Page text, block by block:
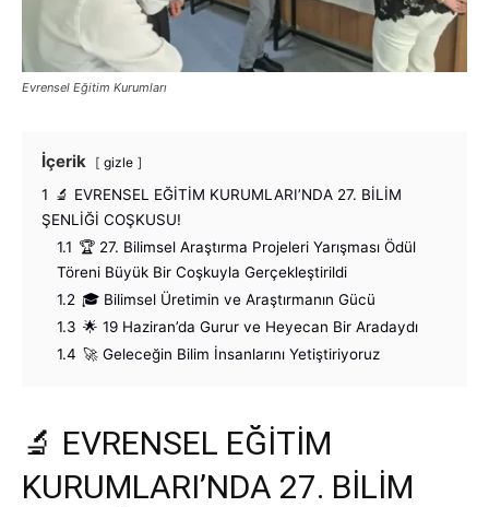
Evrensel Eğitim Kurumları
İçerik gizle
1 🔬 EVRENSEL EĞİTİM KURUMLARI’NDA 27. BİLİM
ŞENLİĞİ COŞKUSU!
1.1 🏆 27. Bilimsel Araştırma Projeleri Yarışması Ödül
Töreni Büyük Bir Coşkuyla Gerçekleştirildi
1.2 🎓 Bilimsel Üretimin ve Araştırmanın Gücü
1.3 🌟 19 Haziran’da Gurur ve Heyecan Bir Aradaydı
1.4 🚀 Geleceğin Bilim İnsanlarını Yetiştiriyoruz
🔬 EVRENSEL EĞİTİM
KURUMLARI’NDA 27. BİLİM